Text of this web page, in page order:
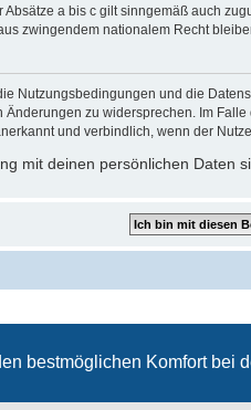
bestmöglichen Komfort bei
Absätze a bis c gilt sinngemäß auch
zwingendem nationalem Recht
Nutzungsbedingungen und die
Änderungen zu widersprechen. Im
und verbindlich, wenn der
mit deinen persönlichen Daten